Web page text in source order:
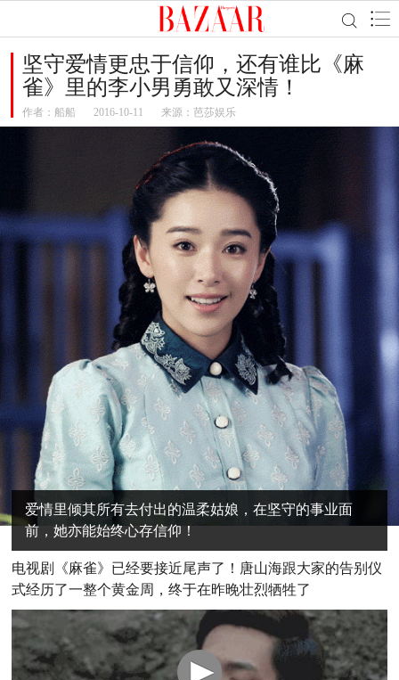
坚守爱情更忠于信仰，还有谁比《麻
雀》里的李小男勇敢又深情！
作者： 船船 2016-10-11 来源：芭莎娱乐
爱情里倾其所有去付出的温柔姑娘，在坚守的事业面
前，她亦能始终心存信仰！
电视剧《麻雀》已经要接近尾声了！唐山海跟大家的告别仪
式经历了一整个黄金周，终于在昨晚壮烈牺牲了